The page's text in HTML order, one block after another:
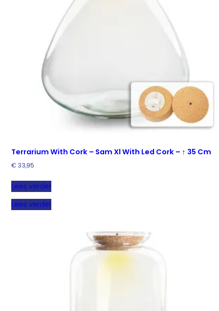
Terrarium With Cork – Sam Xl With Led Cork – ↑ 35 Cm
€ 33,95
Lees verder
Lees verder